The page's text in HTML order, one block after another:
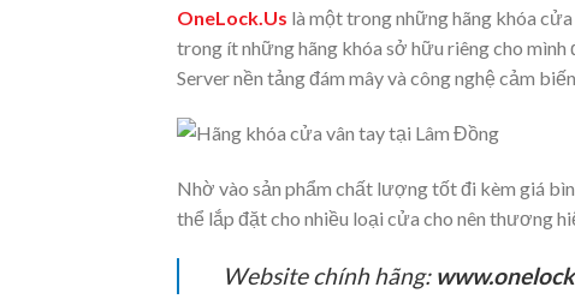
OneLock.Us là một trong những hãng khóa
trong ít những hãng khóa sở hữu riêng cho
Server nền tảng đám mây và công nghệ cảm
Nhờ vào sản phẩm chất lượng tốt đi kèm giá
thể lắp đặt cho nhiều loại cửa cho nên thương
Website chính hãng: